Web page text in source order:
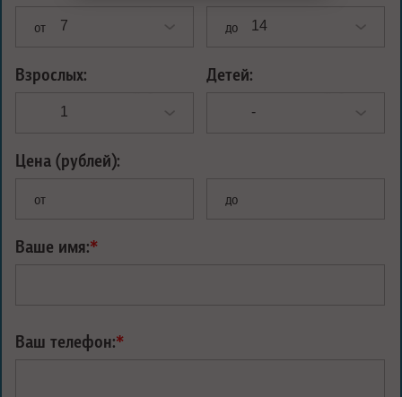
от до
Взрослых: Детей:
Цена (рублей):
от до
Ваше имя:*
Ваш телефон:*